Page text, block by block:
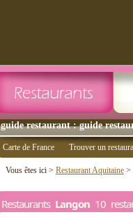
guide restaurant : guide
Carte de France Trouver un
Vous êtes ici > Restaurant Aquitaine >
Restaurants Langon 10